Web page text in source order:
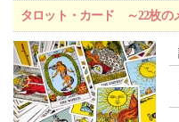
タロット・カード ～22枚の